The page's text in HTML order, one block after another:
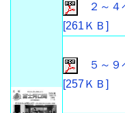
２～４
[261ＫＢ]
５～９
[257ＫＢ]